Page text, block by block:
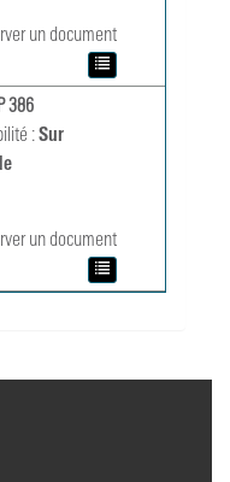
un document
386
: Sur
un document